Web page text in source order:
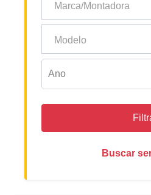
Marca/Montadora
Modelo
Buscar